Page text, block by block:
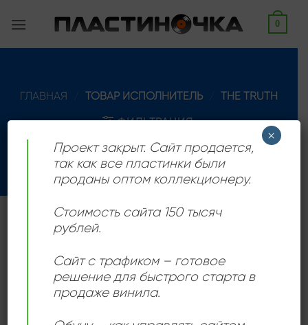
0
ГЛАВНАЯ ТОВАР ИСПОЛНИТЕЛЬ
THE TRUTH
ФИЛЬТРАЦИЯ
Рок банда из Англии, активная в 80 годах, но в
материал.
Проект закрыт. Сайт продается,
так как все пластинки были
проданы оптом коллекционеру.
Стоимость сайта 150 тысяч
рублей.
Сайт с трафиком – готовое
решение для быстрого старта в
продаже винила.
×